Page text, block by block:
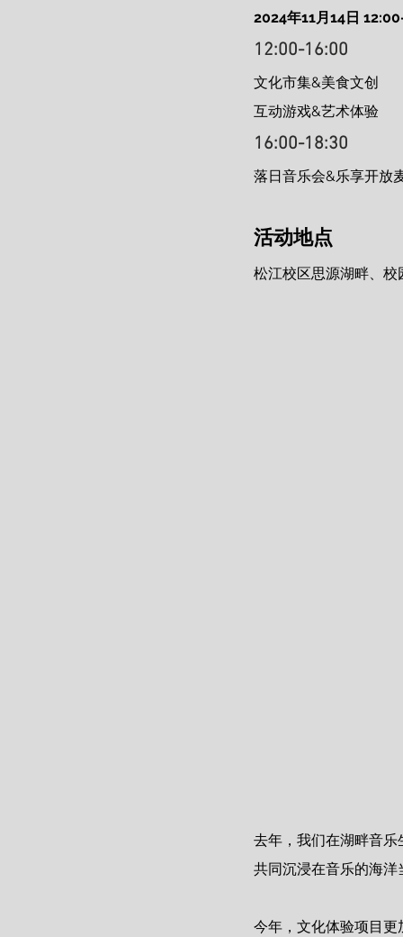
2024年11月14日
12:00-16:00
文化市集&美食文创
互动游戏&艺术体验
16:00-18:30
落日音乐会&乐享开放
活动地点
松江校区思源湖畔、校
去年，我们在湖畔音
共同沉浸在音乐的海
今年，文化体验项目